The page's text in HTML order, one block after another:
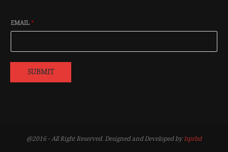
EMAIL*
SUBMIT
@2016 - All Right Reserved. Designed and Developed byIsprbd